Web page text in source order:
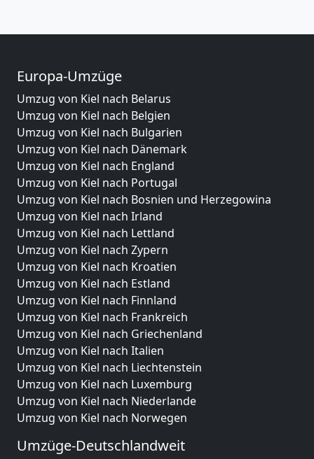
Europa-Umzüge
Umzug von Kiel nach Belarus
Umzug von Kiel nach Belgien
Umzug von Kiel nach Bulgarien
Umzug von Kiel nach Dänemark
Umzug von Kiel nach England
Umzug von Kiel nach Portugal
Umzug von Kiel nach Bosnien und Herzegowina
Umzug von Kiel nach Irland
Umzug von Kiel nach Lettland
Umzug von Kiel nach Zypern
Umzug von Kiel nach Kroatien
Umzug von Kiel nach Estland
Umzug von Kiel nach Finnland
Umzug von Kiel nach Frankreich
Umzug von Kiel nach Griechenland
Umzug von Kiel nach Italien
Umzug von Kiel nach Liechtenstein
Umzug von Kiel nach Luxemburg
Umzug von Kiel nach Niederlande
Umzug von Kiel nach Norwegen
Umzüge-Deutschlandweit